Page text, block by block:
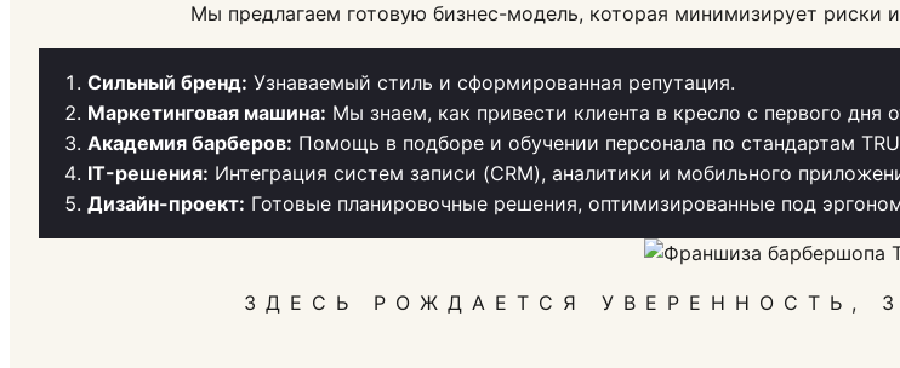
Мы предлагаем готовую бизнес-модель, которая минимизирует риски
Сильный бренд: Узнаваемый стиль и сформированная репутация.
Маркетинговая машина: Мы знаем, как привести клиента в кресло с первого дня
Академия барберов: Помощь в подборе и обучении персонала по стандартам
IT-решения: Интеграция систем записи (CRM), аналитики и мобильного
Дизайн-проект: Готовые планировочные решения, оптимизированные под
ЗДЕСЬ РОЖДАЕТСЯ УВЕРЕННОСТЬ,